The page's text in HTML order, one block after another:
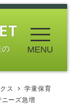
MENU
ス
学童保育
ーズ急増